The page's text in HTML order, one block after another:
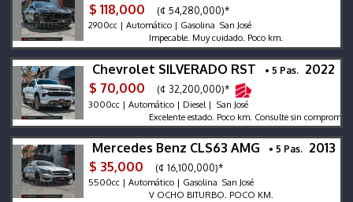
$ 118,000
(¢ 54,280,000)*
2900cc | Automático | Gasolina San José
Impecable. Muy cuidado. Poco km.
Chevrolet SILVERADO RST • 5 Pas. 2022
$ 70,000
(¢ 32,200,000)*
3000cc | Automático | Diesel | San José
Excelente estado. Poco km. Consulte sin compromiso.
Mercedes Benz CLS63 AMG • 5 Pas. 2013
$ 35,000
(¢ 16,100,000)*
5500cc | Automático | Gasolina San José
V OCHO BITURBO. POCO KM.